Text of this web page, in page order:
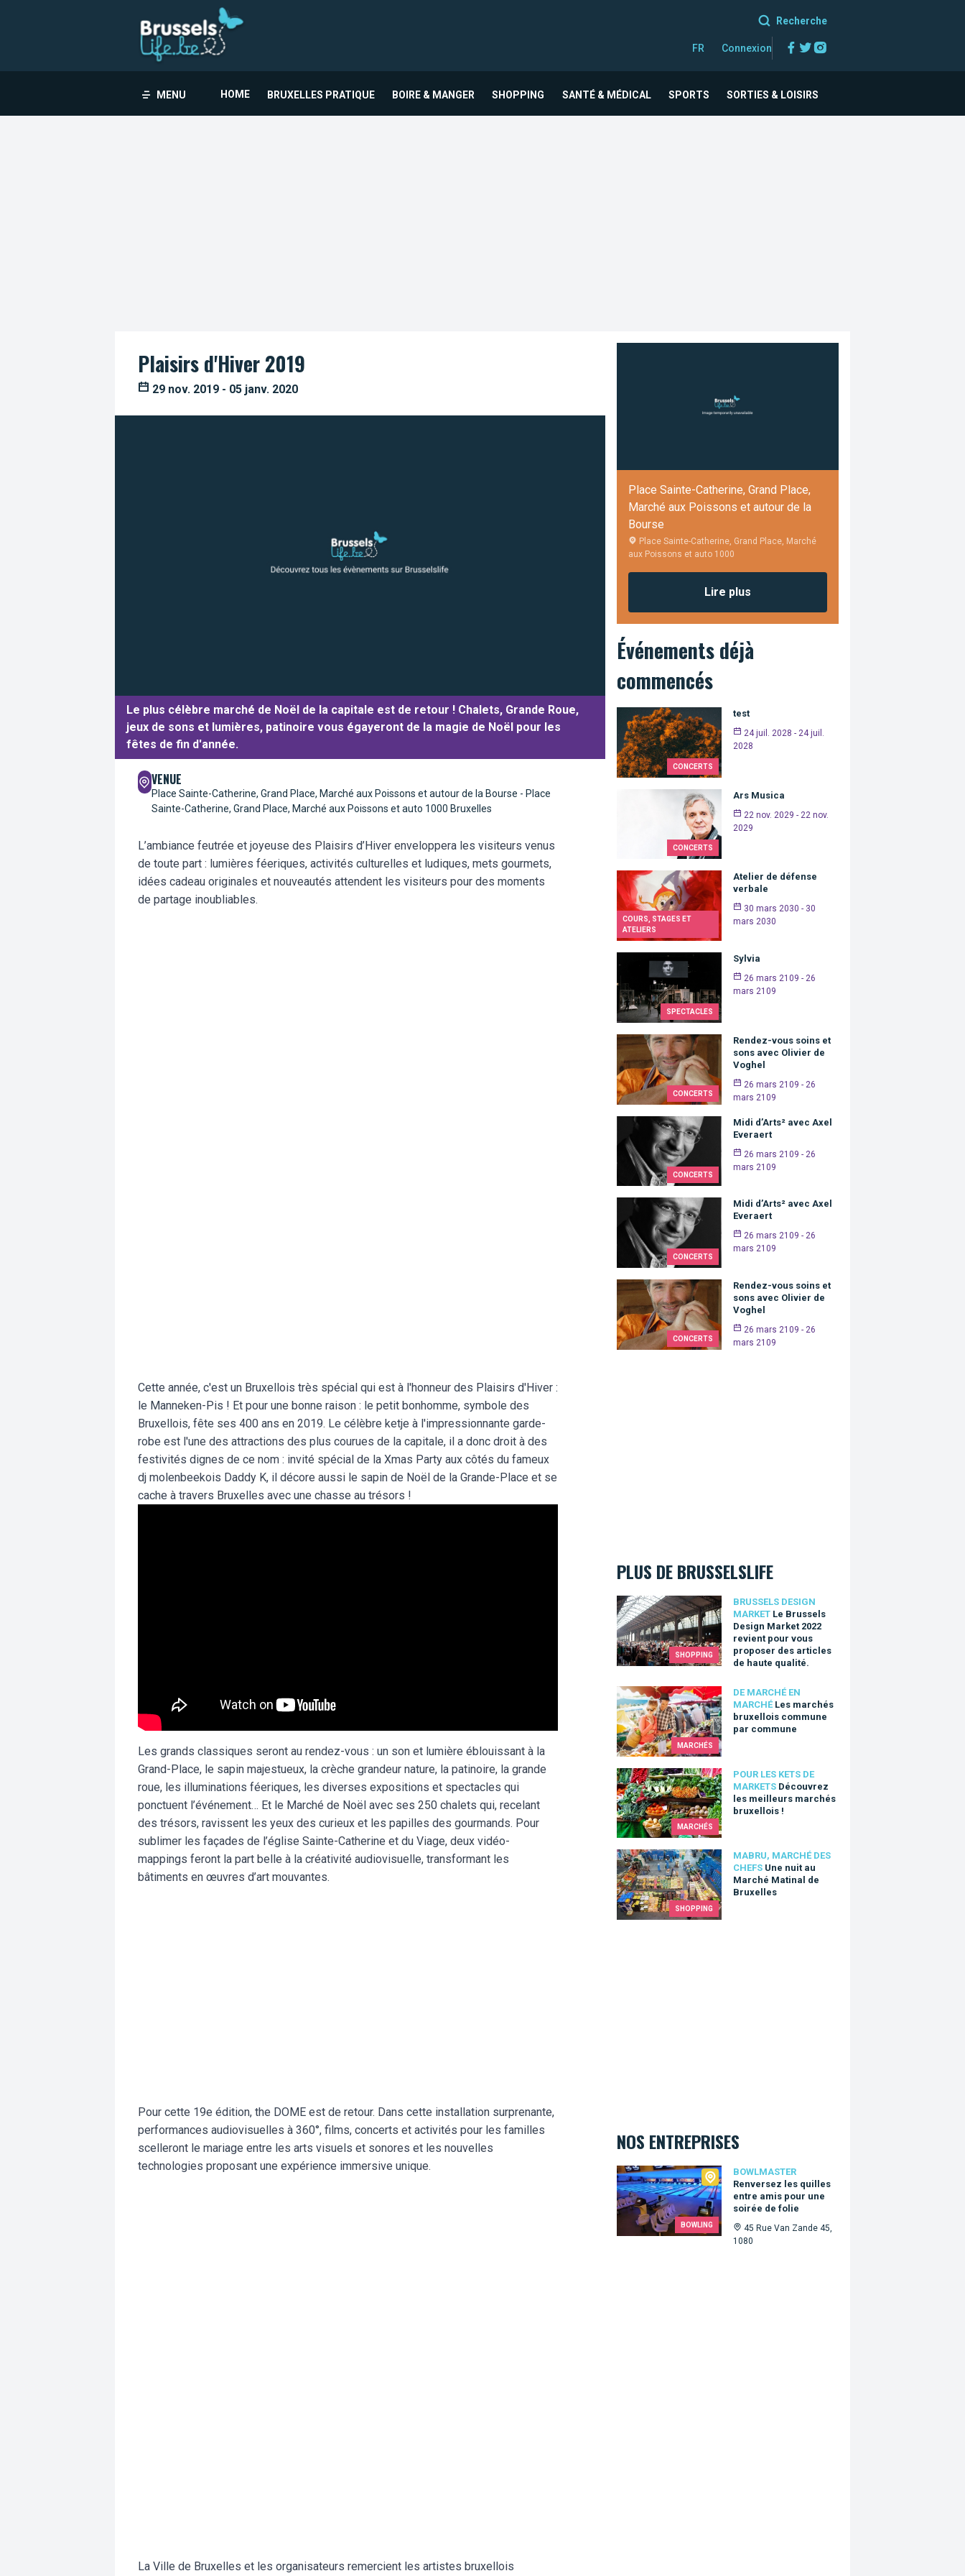
Recherche
FR Connexion Facebook
Twitter
MENU HOME BRUXELLES PRATIQUE BOIRE & MANGER SHOPPING SANTÉ & MÉDICAL SPORTS SORTIES & LOISIRS
Plaisirs d'Hiver 2019
29 nov. 2019 - 05 janv. 2020
Le plus célèbre marché de Noël de la capitale est de retour ! Chalets, Grande Roue,
jeux de sons et lumières, patinoire vous égayeront de la magie de Noël pour les
fêtes de fin d'année.
VENUE
Place Sainte-Catherine, Grand Place, Marché aux Poissons et autour de la Bourse - Place
Sainte-Catherine, Grand Place, Marché aux Poissons et auto 1000 Bruxelles
L’ambiance feutrée et joyeuse des Plaisirs d’Hiver enveloppera les visiteurs venus
de toute part : lumières féeriques, activités culturelles et ludiques, mets gourmets,
idées cadeau originales et nouveautés attendent les visiteurs pour des moments
de partage inoubliables.
Cette année, c'est un Bruxellois très spécial qui est à l'honneur des Plaisirs d'Hiver :
le Manneken-Pis ! Et pour une bonne raison : le petit bonhomme, symbole des
Bruxellois, fête ses 400 ans en 2019. Le célèbre ketje à l'impressionnante garde-
robe est l'une des attractions des plus courues de la capitale, il a donc droit à des
festivités dignes de ce nom : invité spécial de la Xmas Party aux côtés du fameux
dj molenbeekois Daddy K, il décore aussi le sapin de Noël de la Grande-Place et se
cache à travers Bruxelles avec une chasse au trésors !
Les grands classiques seront au rendez-vous : un son et lumière éblouissant à la
Grand-Place, le sapin majestueux, la crèche grandeur nature, la patinoire, la grande
roue, les illuminations féeriques, les diverses expositions et spectacles qui
ponctuent l’événement… Et le Marché de Noël avec ses 250 chalets qui, recelant
des trésors, ravissent les yeux des curieux et les papilles des gourmands. Pour
sublimer les façades de l’église Sainte-Catherine et du Viage, deux vidéo-
mappings feront la part belle à la créativité audiovisuelle, transformant les
bâtiments en œuvres d’art mouvantes.
Pour cette 19e édition, the DOME est de retour. Dans cette installation surprenante,
performances audiovisuelles à 360°, films, concerts et activités pour les familles
scelleront le mariage entre les arts visuels et sonores et les nouvelles
technologies proposant une expérience immersive unique.
La Ville de Bruxelles et les organisateurs remercient les artistes bruxellois
Place Sainte-Catherine, Grand Place,
Marché aux Poissons et autour de la
Bourse
Place Sainte-Catherine, Grand Place, Marché
aux Poissons et auto 1000
Lire plus
Événements déjà
commencés
CONCERTS
test
24 juil. 2028 - 24 juil.
2028
CONCERTS
Ars Musica
22 nov. 2029 - 22 nov.
2029
COURS, STAGES ET
ATELIERS
Atelier de défense
verbale
30 mars 2030 - 30
mars 2030
SPECTACLES
Sylvia
26 mars 2109 - 26
mars 2109
CONCERTS
Rendez-vous soins et
sons avec Olivier de
Voghel
26 mars 2109 - 26
mars 2109
CONCERTS
Midi d’Arts² avec Axel
Everaert
26 mars 2109 - 26
mars 2109
CONCERTS
Midi d’Arts² avec Axel
Everaert
26 mars 2109 - 26
mars 2109
CONCERTS
Rendez-vous soins et
sons avec Olivier de
Voghel
26 mars 2109 - 26
mars 2109
PLUS DE BRUSSELSLIFE
SHOPPING
BRUSSELS DESIGN
MARKET Le Brussels
Design Market 2022
revient pour vous
proposer des articles
de haute qualité.
Le Brussels Design Market 2022 revient pour vous proposer des
MARCHÉS
DE MARCHÉ EN
MARCHÉ Les marchés
bruxellois commune
par commune
Les marchés bruxellois commune par commune
MARCHÉS
POUR LES KETS DE
MARKETS Découvrez
les meilleurs marchés
bruxellois !
Découvrez les meilleurs marchés bruxellois !
SHOPPING
MABRU, MARCHÉ DES
CHEFS Une nuit au
Marché Matinal de
Bruxelles
Une nuit au Marché Matinal de Bruxelles
NOS ENTREPRISES
BOWLING
BOWLMASTER
Renversez les quilles
entre amis pour une
soirée de folie
45 Rue Van Zande 45,
1080
Bowlmaster